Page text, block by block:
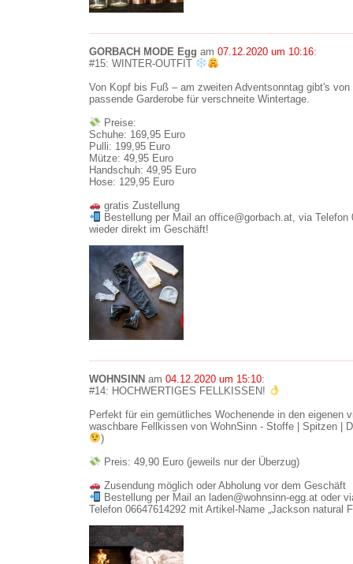
GORBACH MODE Egg am 07.12.2020 um 10:16:
#15: WINTER-OUTFIT
Von Kopf bis Fuß – am zweiten Adventsonntag gibt's
passende Garderobe für verschneite Wintertage.
Preise:
Schuhe: 169,95 Euro
Pulli: 199,95 Euro
Mütze: 49,95 Euro
Handschuh: 49,95 Euro
Hose: 129,95 Euro
gratis Zustellung
Bestellung per Mail an office@gorbach.at, via Telefon
wieder direkt im Geschäft!
WOHNSINN am 04.12.2020 um 15:10:
#14: HOCHWERTIGES FELLKISSEN!
Perfekt für ein gemütliches Wochenende in den eigenen
waschbare Fellkissen von WohnSinn - Stoffe | Spitzen |
)
Preis: 49,90 Euro (jeweils nur der Überzug)
Zusendung möglich oder Abholung vor dem Geschäft
Bestellung per Mail an laden@wohnsinn-egg.at oder
Telefon 06647614292 mit Artikel-Name „Jackson natural